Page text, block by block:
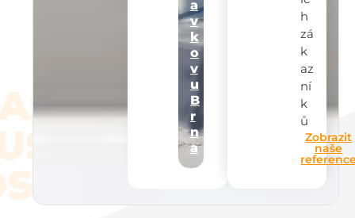
a
v
k
o
v
u
B
r
n
a
h
zá
k
az
ní
k
ů
Zobrazit
naše